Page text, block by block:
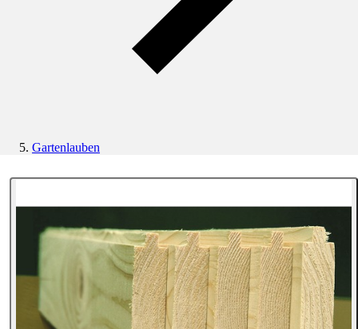
Gartenlauben